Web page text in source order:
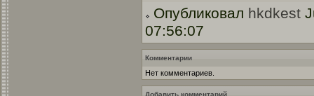
Опубликовал hkdkest
07:56:07
Комментарии
Нет комментариев.
Добавить комментарий